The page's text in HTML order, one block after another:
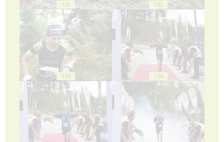
131 132
133 134